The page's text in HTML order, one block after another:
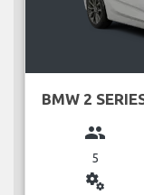
BMW 2
group
5
miscellaneous_services